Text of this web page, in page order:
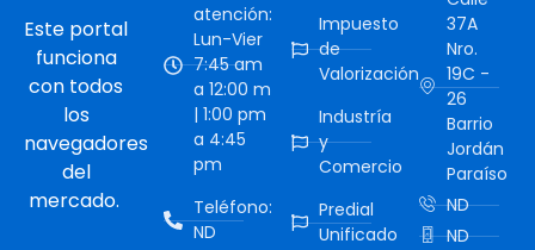
Este portal
funciona
con todos
los
navegadores
del
mercado.
atención:
Lun-Vier
7:45 am
a 12:00 m
| 1:00 pm
a 4:45
pm
Teléfono:
ND
Impuesto
de
Valorización
Industría
y
Comercio
Predial
Unificado
37A
Nro.
19C -
26
Barrio
Jordán
Paraíso
ND
ND